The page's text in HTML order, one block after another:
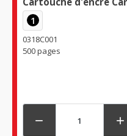
1
0318C001
500 pages
 